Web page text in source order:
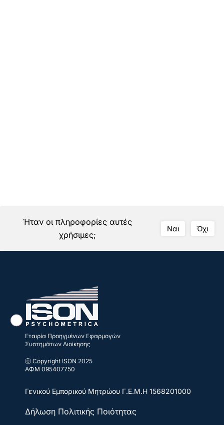
Ήταν οι πληροφορίες αυτές
χρήσιμες;
Ναι Όχι
Εταιρία Προηγμένων Εφαρμογών
Συστημάτων Διοίκησης
ⓒ Copyright ISON 2025
ΑΦΜ 095407750
Γενικού Εμπορικού Μητρώου Γ.Ε.Μ.Η 1568201000
Δήλωση Πολιτικής Ποιότητας